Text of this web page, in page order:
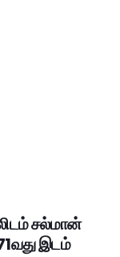
சல்மான்
இடம்